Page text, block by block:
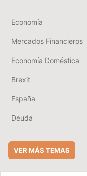
Economía
Mercados Financieros
Economía Doméstica
Brexit
España
Deuda
VER MÁS TEMAS